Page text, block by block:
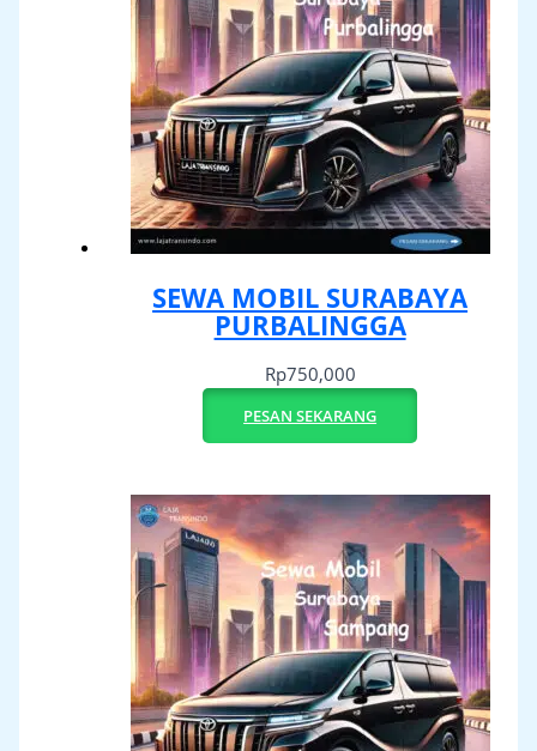
SEWA MOBIL SURABAYA
PURBALINGGA
Rp750,000
PESAN SEKARANG